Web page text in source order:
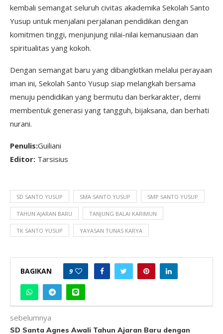
kembali semangat seluruh civitas akademika Sekolah Santo
Yusup untuk menjalani perjalanan pendidikan dengan
komitmen tinggi, menjunjung nilai-nilai kemanusiaan dan
spiritualitas yang kokoh.
Dengan semangat baru yang dibangkitkan melalui perayaan
iman ini, Sekolah Santo Yusup siap melangkah bersama
menuju pendidikan yang bermutu dan berkarakter, demi
membentuk generasi yang tangguh, bijaksana, dan berhati
nurani.
Penulis:Guiliani
Editor: Tarsisius
SD SANTO YUSUP SMA SANTO YUSUP SMP SANTO YUSUP
TAHUN AJARAN BARU TANJUNG BALAI KARIMUN
TK SANTO YUSUP YAYASAN TUNAS KARYA
BAGIKAN 9
sebelumnya
SD Santa Agnes Awali Tahun Ajaran Baru dengan